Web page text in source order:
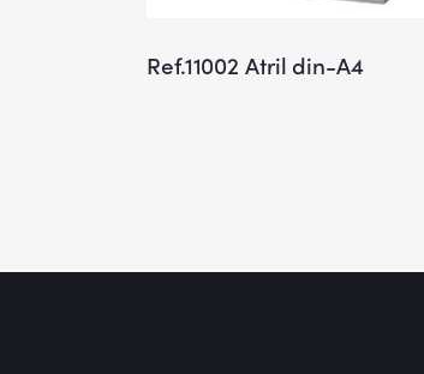
Ref.11002 Atril din-A4